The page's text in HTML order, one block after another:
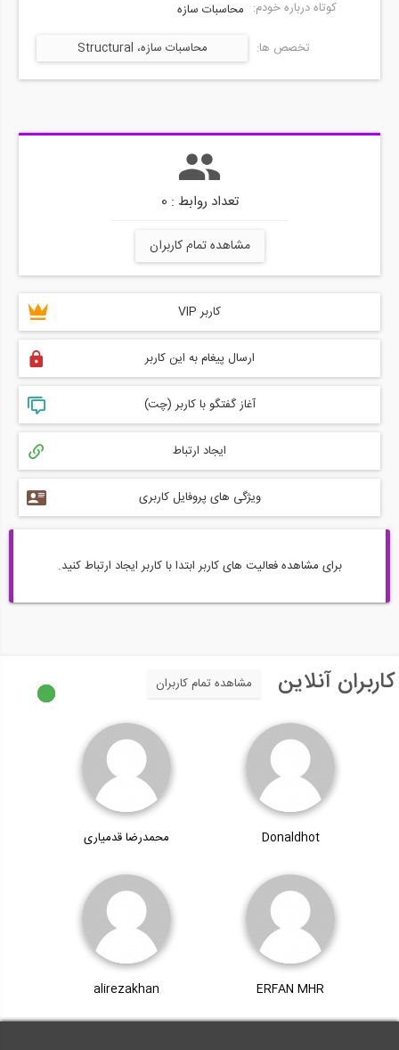
کوتاه درباره خودم: محاسبات سازه
تخصص ها:
محاسبات سازه، Structural
Calculations
تعداد روابط : 0
مشاهده تمام کاربران
کاربر VIP
ارسال پیغام به این کاربر
آغاز گفتگو با کاربر (چت)
ایجاد ارتباط
ویژگی های پروفایل کاربری
برای مشاهده فعالیت های کاربر ابتدا با کاربر ایجاد ارتباط کنید.
کاربران آنلاین مشاهده تمام کاربران
Donaldhot محمدرضا قدمیاری
ERFAN MHR
alirezakhan